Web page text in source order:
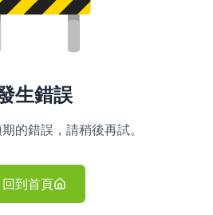
生錯誤
的錯誤，請稍後再試。
回到首頁